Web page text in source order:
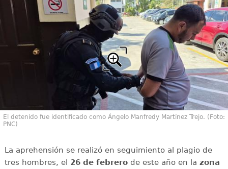
El detenido fue identificado como Ángelo Manfredy Martínez Trejo. (Foto:
PNC)
La aprehensión se realizó en seguimiento al plagio de
tres hombres, el 26 de febrerode este año en la zona